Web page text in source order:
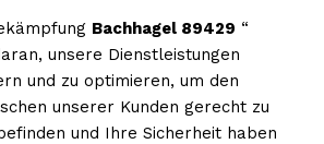
Bachhagel 89429 “
unsere Dienstleistungen
und zu optimieren, um den
unserer Kunden gerecht zu
und Ihre Sicherheit haben